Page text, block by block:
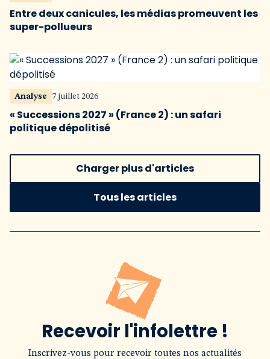
Entre deux canicules, les médias promeuvent les
super-pollueurs
Analyse 7 juillet 2026
« Successions 2027 » (France 2) : un safari
politique dépolitisé
Charger plus d'articles
Tous les articles
Recevoir l'infolettre !
Inscrivez-vous pour recevoir toutes nos actualités